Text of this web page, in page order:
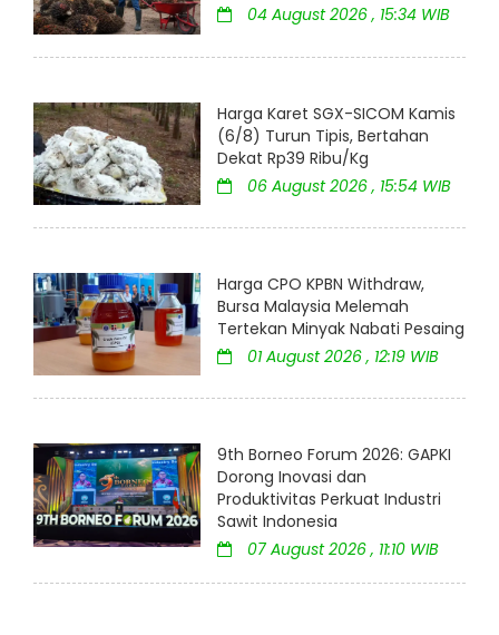
04 August 2026 , 15:34 WIB
Harga Karet SGX-SICOM Kamis
(6/8) Turun Tipis, Bertahan
Dekat Rp39 Ribu/Kg
06 August 2026 , 15:54 WIB
Harga CPO KPBN Withdraw,
Bursa Malaysia Melemah
Tertekan Minyak Nabati Pesaing
01 August 2026 , 12:19 WIB
9th Borneo Forum 2026: GAPKI
Dorong Inovasi dan
Produktivitas Perkuat Industri
Sawit Indonesia
07 August 2026 , 11:10 WIB